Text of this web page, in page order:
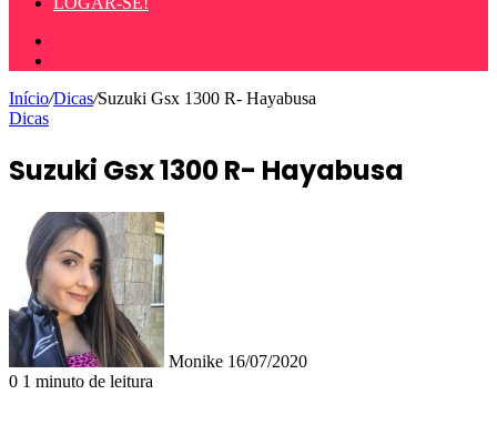
Início/Dicas/Suzuki Gsx 1300 R- Hayabusa
Dicas
Suzuki Gsx 1300 R- Hayabusa
Monike 16/07/2020
0 1 minuto de leitura